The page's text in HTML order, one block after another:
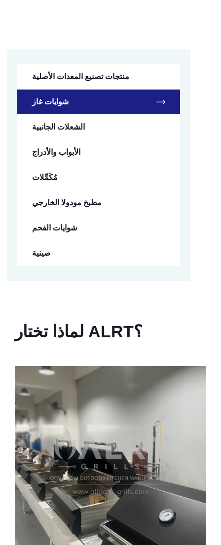
منتجات تصنيع المعدات الأصلية
شوايات غاز
الشعلات الجانبية
الأبواب والأدراج
مُكَمِّلات
مطبخ مودولا الخارجي
شوايات الفحم
صينية
لماذا تختار ALRT؟